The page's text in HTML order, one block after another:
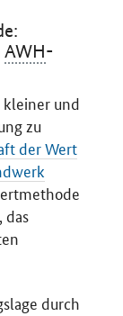
AWH-
kleiner und
zu
der Wert
das
durch